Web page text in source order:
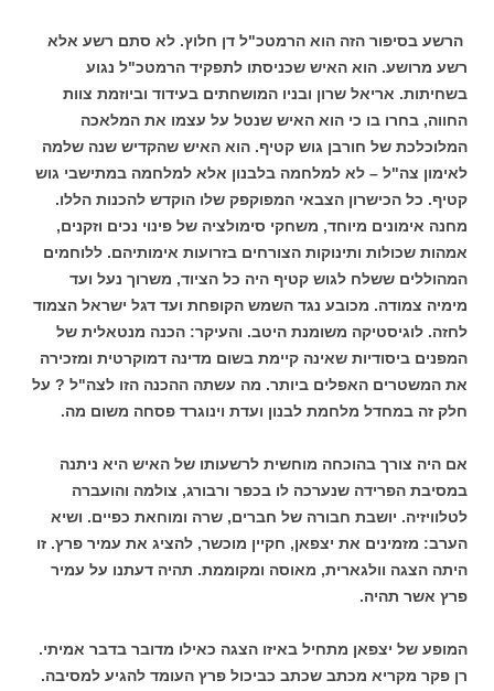
הרשע בסיפור הזה הוא הרמטכ"ל דן חלוץ. לא סתם רשע אלא
רשע מרושע. הוא האיש שכניסתו לתפקיד הרמטכ"ל נגוע
בשחיתות. אריאל שרון ובניו המושחתים בעידוד וביוזמת צוות
החווה, בחרו בו כי הוא האיש שנטל על עצמו את המלאכה
המלוכלכת של חורבן גוש קטיף. הוא האיש שהקדיש שנה שלמה
לאימון צה"ל – לא למלחמה בלבנון אלא למלחמה במתישבי גוש
קטיף. כל הכישרון הצבאי המפוקפק שלו הוקדש להכנות הללו.
מחנה אימונים מיוחד, משחקי סימולציה של פינוי נכים וזקנים,
אמהות שכולות ותינוקות הצורחים בזרועות אימותיהם. ללוחמים
המהוללים ששלח לגוש קטיף היה כל הציוד, משרוך נעל ועד
מימיה צמודה. מכובע נגד השמש הקופחת ועד דגל ישראל הצמוד
לחזה. לוגיסטיקה משומנת היטב. והעיקר: הכנה מנטאלית של
המפנים ביסודיות שאינה קיימת בשום מדינה דמוקרטית ומזכירה
את המשטרים האפלים ביותר. מה עשתה ההכנה הזו לצה"ל ? על
חלק זה במחדל מלחמת לבנון ועדת וינוגרד פסחה משום מה.
אם היה צורך בהוכחה מוחשית לרשעותו של האיש היא ניתנה
במסיבת הפרידה שנערכה לו בכפר ורבורג, צולמה והועברה
לטלוויזיה. יושבת חבורה של חברים, שרה ומוחאת כפיים. ושיא
הערב: מזמינים את יצפאן, חקיין מוכשר, להציג את עמיר פרץ. זו
היתה הצגה וולגארית, מאוסה ומקוממת. תהיה דעתנו על עמיר
פרץ אשר תהיה.
המופע של יצפאן מתחיל באיזו הצגה כאילו מדובר בדבר אמיתי.
רן פקר מקריא מכתב שכתב כביכול פרץ העומד להגיע למסיבה.